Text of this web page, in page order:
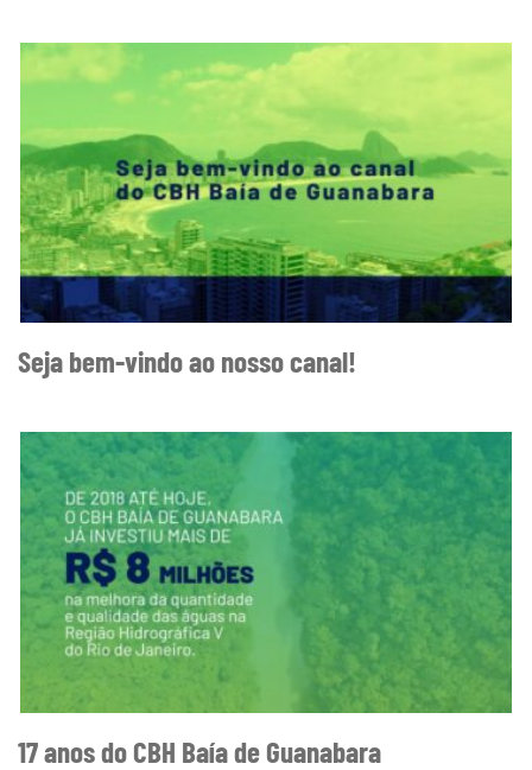
Seja bem-vindo ao nosso canal!
17 anos do CBH Baía de Guanabara